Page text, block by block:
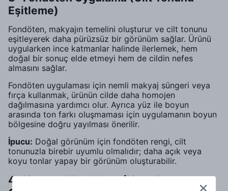
Eşitleme)
Fondöten, makyajın temelini oluşturur ve cilt tonunu
eşitleyerek daha pürüzsüz bir görünüm sağlar. Ürünü
uygularken ince katmanlar halinde ilerlemek, hem
doğal bir sonuç elde etmeyi hem de cildin nefes
almasını sağlar.
Fondöten uygulaması için nemli makyaj süngeri veya
fırça kullanmak, ürünün cilde daha homojen
dağılmasına yardımcı olur. Ayrıca yüz ile boyun
arasında ton farkı oluşmaması için uygulamanın boyun
bölgesine doğru yayılması önerilir.
İpucu: Doğal görünüm için fondöten rengi, cilt
tonunuzla birebir uyumlu olmalıdır; daha açık veya
koyu tonlar yapay bir görünüm oluşturabilir.
4- Kapatıcı Uygulama (Kusurları